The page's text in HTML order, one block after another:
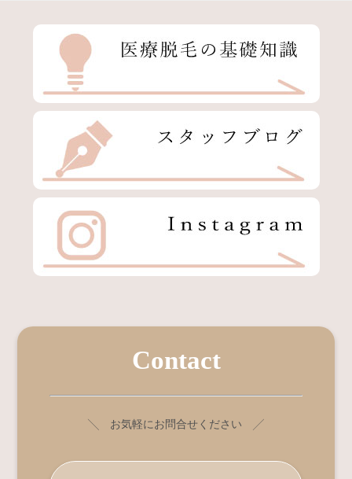
Contact
╲ お気軽にお問合せください ╱